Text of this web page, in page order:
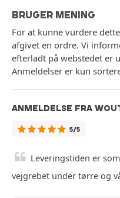
BRUGER MENING
For at kunne vurdere
afgivet en ordre. Vi
efterladt på webstedet er
Anmeldelser er kun
ANMELDELSE FRA
5/5
Leveringstiden er
vejgrebet under tørre og